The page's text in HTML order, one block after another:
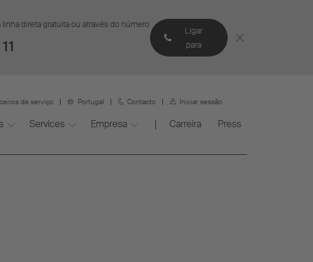
direta gratuita ou através do número
Ligar
para
de serviço Portugal Contacto Iniciar sessão
Services Empresa Carreira Press